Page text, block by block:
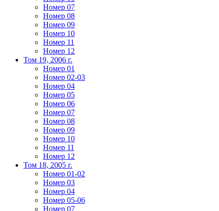
Номер 07
Номер 08
Номер 09
Номер 10
Номер 11
Номер 12
Том 19, 2006 г.
Номер 01
Номер 02-03
Номер 04
Номер 05
Номер 06
Номер 07
Номер 08
Номер 09
Номер 10
Номер 11
Номер 12
Том 18, 2005 г.
Номер 01-02
Номер 03
Номер 04
Номер 05-06
Номер 07